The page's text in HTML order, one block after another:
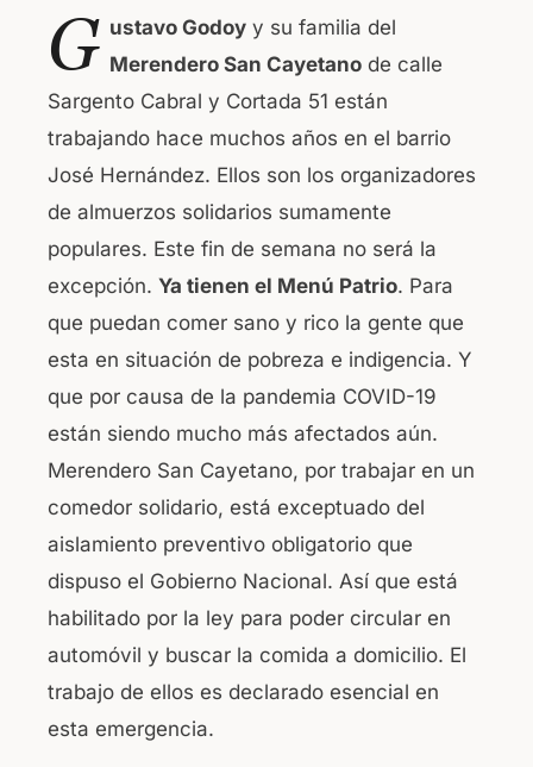
c
e
b
o
o
k
at
s
A
p
p
G ustavo Godoy y su familia del
Merendero San Cayetano de calle
Sargento Cabral y Cortada 51 están
trabajando hace muchos años en el barrio
José Hernández. Ellos son los organizadores
de almuerzos solidarios sumamente
populares. Este fin de semana no será la
excepción. Ya tienen el Menú Patrio. Para
que puedan comer sano y rico la gente que
esta en situación de pobreza e indigencia. Y
que por causa de la pandemia COVID-19
están siendo mucho más afectados aún.
Merendero San Cayetano, por trabajar en un
comedor solidario, está exceptuado del
aislamiento preventivo obligatorio que
dispuso el Gobierno Nacional. Así que está
habilitado por la ley para poder circular en
automóvil y buscar la comida a domicilio. El
trabajo de ellos es declarado esencial en
esta emergencia.